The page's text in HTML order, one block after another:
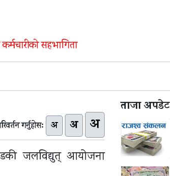
सहभागिता
गर्नुहोस: अ अ अ
जलविद्युत् आयोजना
ताजा अपडेट